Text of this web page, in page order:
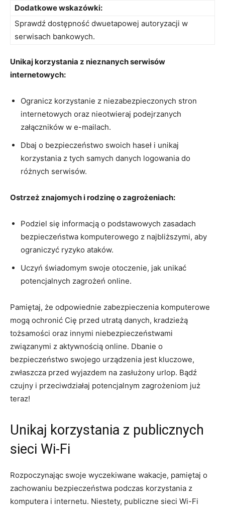
Dodatkowe wskazówki:
Sprawdź ​dostępność dwuetapowej autoryzacji w
serwisach bankowych.
Unikaj korzystania z nieznanych serwisów
internetowych:
Ogranicz korzystanie z niezabezpieczonych stron
internetowych ⁢oraz nieotwieraj podejrzanych
załączników w e-mailach.
Dbaj o‌ bezpieczeństwo swoich haseł i unikaj
korzystania z tych samych danych logowania do
różnych serwisów.
Ostrzeż znajomych i rodzinę ⁤o zagrożeniach:
Podziel się informacją o podstawowych zasadach ​
bezpieczeństwa komputerowego z najbliższymi, aby
ograniczyć ryzyko ataków.
Uczyń świadomym swoje​ otoczenie, ​jak unikać
potencjalnych zagrożeń online.
Pamiętaj, ⁣że⁤ odpowiednie zabezpieczenia komputerowe
mogą ochronić Cię przed utratą danych, kradzieżą⁢
tożsamości oraz innymi⁣ niebezpieczeństwami
związanymi z aktywnością online. Dbanie o
bezpieczeństwo swojego urządzenia jest ⁢kluczowe,
zwłaszcza przed wyjazdem na zasłużony urlop. Bądź
czujny i przeciwdziałaj potencjalnym zagrożeniom już
teraz!
Unikaj korzystania z ‍publicznych
sieci Wi-Fi
Rozpoczynając swoje wyczekiwane wakacje, pamiętaj ⁣o
zachowaniu⁤ bezpieczeństwa podczas korzystania z
komputera⁢ i internetu. Niestety, ‍publiczne sieci Wi-Fi